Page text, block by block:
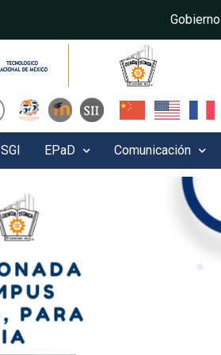
Gobierno
SGI EPaD Comunicación